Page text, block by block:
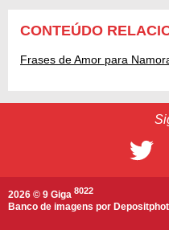
CONTEÚDO
Frases de Amor para
2026 © 9 Giga 8022
Banco de imagens por